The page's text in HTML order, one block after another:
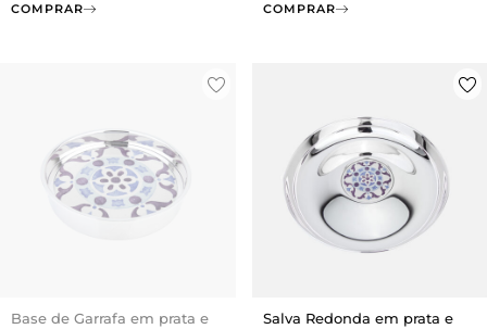
COMPRAR COMPRAR
Base de Garrafa em prata e
Salva Redonda em prata e